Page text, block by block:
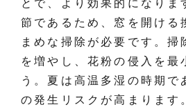
とで、より効果的になりま
節であるため、窓を開ける
まめな掃除が必要です。掃
を増やし、花粉の侵入を最
う。夏は高温多湿の時期で
の発生リスクが高まります